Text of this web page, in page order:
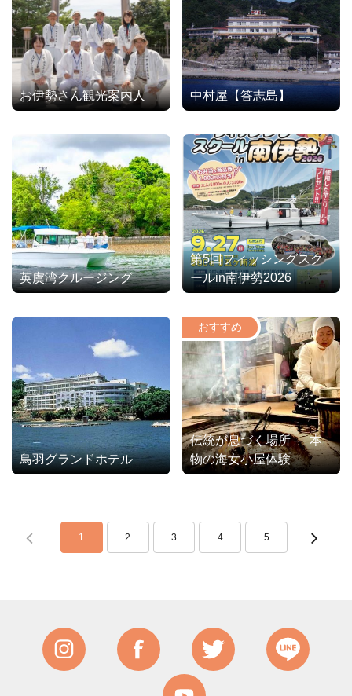
お伊勢さん観光案内人 中村屋【答志島】
英虞湾クルージング
第5回フィッシングスク
ールin南伊勢2026
鳥羽グランドホテル
伝統が息づく場所 ― 本
物の海女小屋体験
1 2 3 4 5